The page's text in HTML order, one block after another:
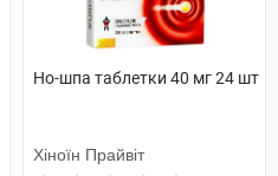
Но-шпа таблетки 40 мг 24 шт
Хіноїн Прайвіт